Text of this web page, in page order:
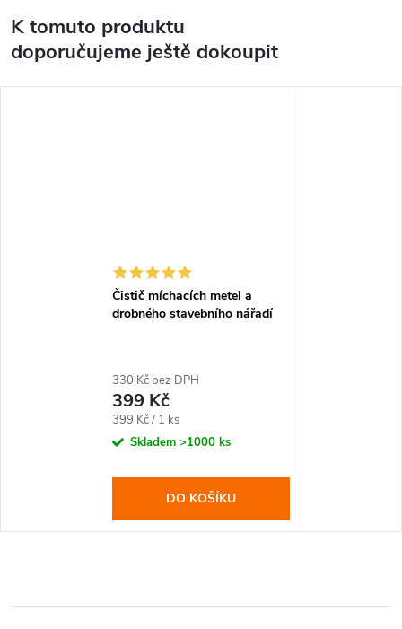
K tomuto produktu
doporučujeme ještě dokoupit
Čistič míchacích metel a
drobného stavebního nářadí
330 Kč bez DPH
399 Kč
Měrná
cena:
399 Kč / 1 ks
Skladem >1000 ks
DO KOŠÍKU